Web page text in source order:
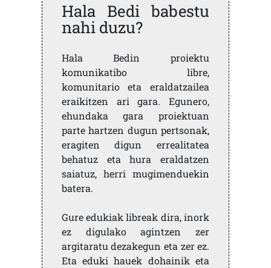
Hala Bedi babestu
nahi duzu?
Hala Bedin proiektu
komunikatibo libre,
komunitario eta eraldatzailea
eraikitzen ari gara. Egunero,
ehundaka gara proiektuan
parte hartzen dugun pertsonak,
eragiten digun errealitatea
behatuz eta hura eraldatzen
saiatuz, herri mugimenduekin
batera.
Gure edukiak libreak dira, inork
ez digulako agintzen zer
argitaratu dezakegun eta zer ez.
Eta eduki hauek dohainik eta